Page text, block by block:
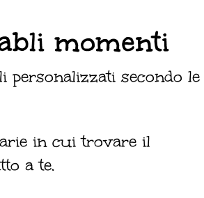
momenti
personalizzati secondo le
in cui trovare il
a te.